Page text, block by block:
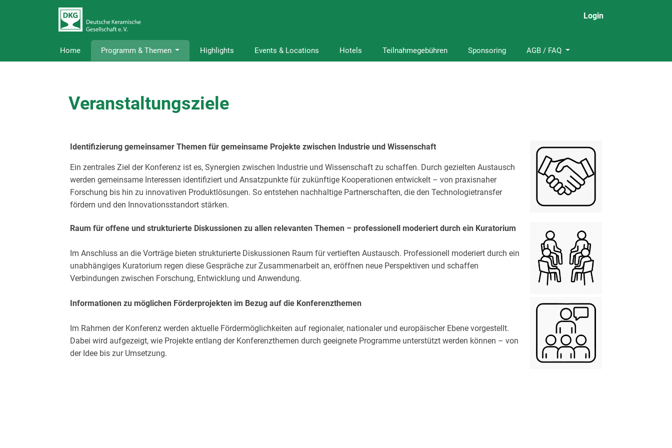
Login
Home Programm & Themen Highlights Events & Locations Hotels Teilnahmegebühren Sponsoring AGB / FAQ
Veranstaltungsziele
Identifizierung gemeinsamer Themen für gemeinsame Projekte zwischen Industrie und Wissenschaft
Ein zentrales Ziel der Konferenz ist es, Synergien zwischen Industrie und Wissenschaft zu schaffen. Durch gezielten Austausch
werden gemeinsame Interessen identifiziert und Ansatzpunkte für zukünftige Kooperationen entwickelt – von praxisnaher
Forschung bis hin zu innovativen Produktlösungen. So entstehen nachhaltige Partnerschaften, die den Technologietransfer
fördern und den Innovationsstandort stärken.
Raum für offene und strukturierte Diskussionen zu allen relevanten Themen – professionell moderiert durch ein Kuratorium
Im Anschluss an die Vorträge bieten strukturierte Diskussionen Raum für vertieften Austausch. Professionell moderiert durch ein
unabhängiges Kuratorium regen diese Gespräche zur Zusammenarbeit an, eröffnen neue Perspektiven und schaffen
Verbindungen zwischen Forschung, Entwicklung und Anwendung.
Informationen zu möglichen Förderprojekten im Bezug auf die Konferenzthemen
Im Rahmen der Konferenz werden aktuelle Fördermöglichkeiten auf regionaler, nationaler und europäischer Ebene vorgestellt.
Dabei wird aufgezeigt, wie Projekte entlang der Konferenzthemen durch geeignete Programme unterstützt werden können – von
der Idee bis zur Umsetzung.